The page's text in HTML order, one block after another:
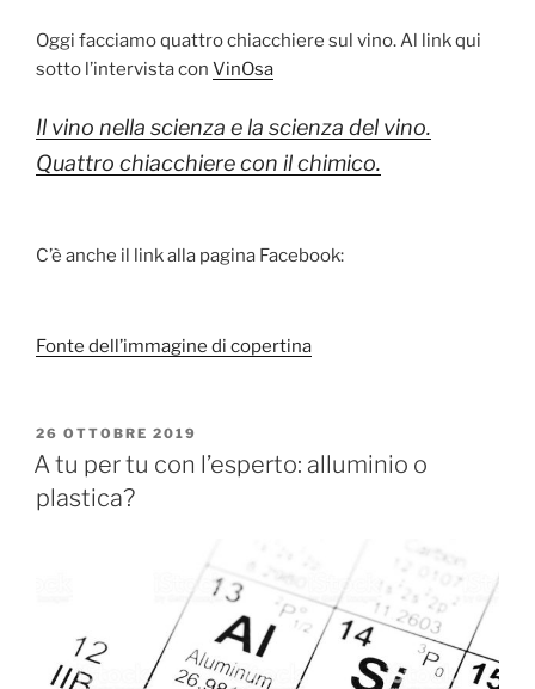
Oggi facciamo quattro chiacchiere sul vino. Al link qui
sotto l’intervista con VinOsa
Il vino nella scienza e la scienza del vino.
Quattro chiacchiere con il chimico.
C’è anche il link alla pagina Facebook:
Fonte dell’immagine di copertina
PUBBLICATO
IL
26 OTTOBRE 2019
A tu per tu con l’esperto: alluminio o
plastica?